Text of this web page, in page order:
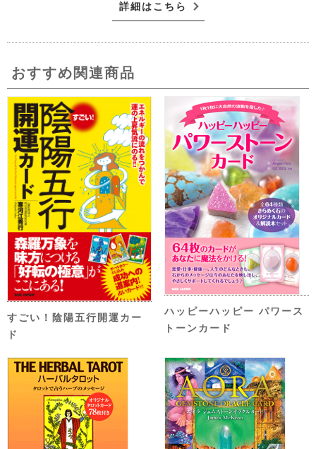
詳細はこちら
おすすめ関連商品
すごい！陰陽五行開運カー
ド
ハッピーハッピー パワース
トーンカード